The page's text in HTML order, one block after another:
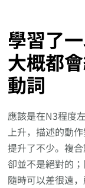
學習了
大概都
動詞
應該是在N3程度
上升，描述的動
提升了不少。複
卻並不是絕對的
隨時可以差很遠